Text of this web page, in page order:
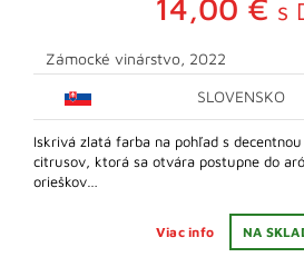
14,00 € s
Zámocké vinárstvo, 2022
SLOVENSKO
Iskrivá zlatá farba na pohľad s
citrusov, ktorá sa otvára postupne do
orieškov…
Viac info NA